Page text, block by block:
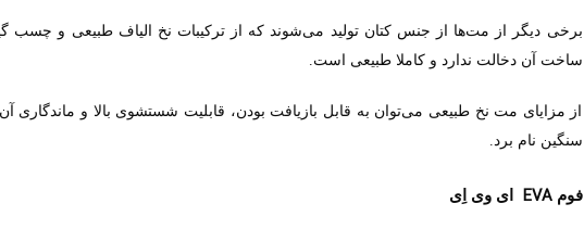
برخی دیگر از مت‌ها از جنس کتان تولید می‌شوند که از ترکیبات نخ الیاف طبیعی و چسب
ساخت آن دخالت ندارد و کاملا طبیعی است.
از مزایای مت نخ طبیعی می‌توان به قابل بازیافت بودن، قابلیت شستشوی بالا و ماندگاری
سنگین نام برد.
فومEVA ای وی اِی